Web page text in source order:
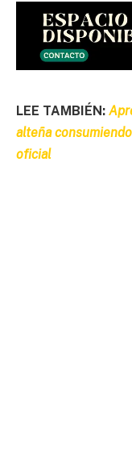
LEE TAMBIÉN:
alteña
oficial